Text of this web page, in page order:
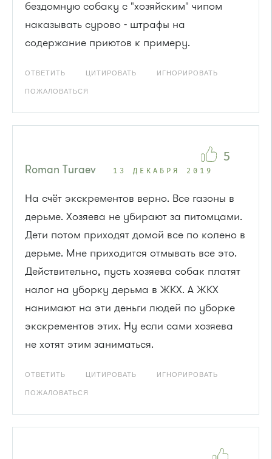
бездомную собаку с "хозяйским" чипом
наказывать сурово - штрафы на
содержание приютов к примеру.
ОТВЕТИТЬ ЦИТИРОВАТЬ ИГНОРИРОВАТЬ
ПОЖАЛОВАТЬСЯ
Roman Turaev 13 ДЕКАБРЯ 2019
На счёт экскрементов верно. Все газоны в
дерьме. Хозяева не убирают за питомцами.
Дети потом приходят домой все по колено в
дерьме. Мне приходится отмывать все это.
Действительно, пусть хозяева собак платят
налог на уборку дерьма в ЖКХ. А ЖКХ
нанимают на эти деньги людей по уборке
экскрементов этих. Ну если сами хозяева
не хотят этим заниматься.
ОТВЕТИТЬ ЦИТИРОВАТЬ ИГНОРИРОВАТЬ
ПОЖАЛОВАТЬСЯ
5